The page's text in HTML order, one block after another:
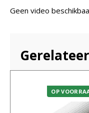
Geen video
OP